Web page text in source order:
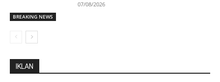
BREAKING NEWS
07/08/2026
IKLAN